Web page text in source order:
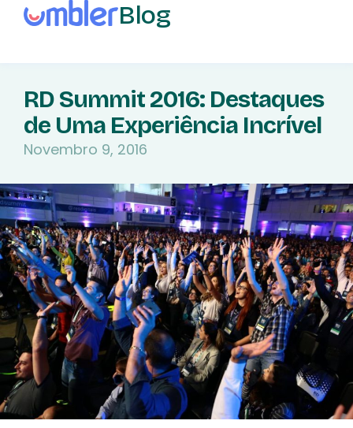
Blog
RD Summit 2016: Destaques
de Uma Experiência Incrível
Novembro 9, 2016